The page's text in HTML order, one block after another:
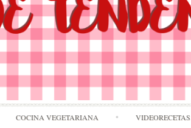
Skip
COCINA VEGETARIANA VIDEORECETAS